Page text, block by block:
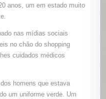
anos, um em estado muito
nas mídias sociais
no chão do shopping
cuidados médicos
homens que estava
um uniforme verde. Um